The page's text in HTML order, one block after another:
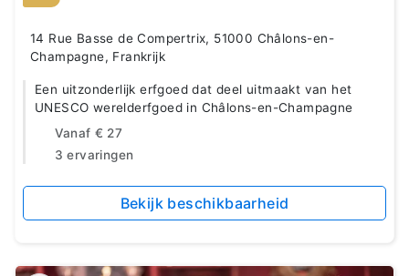
14 Rue Basse de Compertrix, 51000 Châlons-en-
Champagne, Frankrijk
Een uitzonderlijk erfgoed dat deel uitmaakt van het
UNESCO werelderfgoed in Châlons-en-Champagne
Vanaf € 27
3 ervaringen
Bekijk beschikbaarheid